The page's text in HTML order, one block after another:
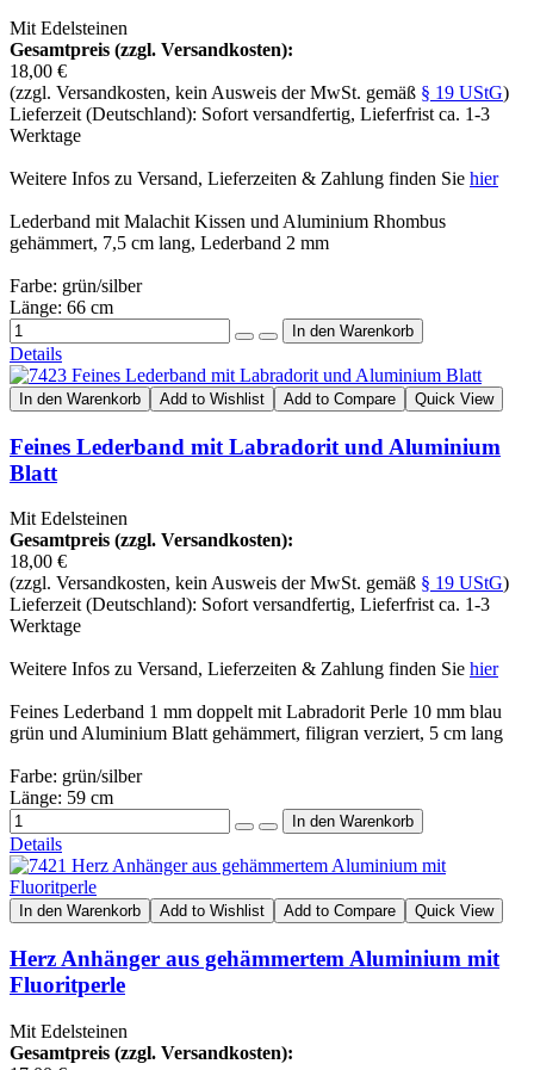
Mit Edelsteinen
Gesamtpreis (zzgl. Versandkosten):
18,00 €
(zzgl. Versandkosten, kein Ausweis der MwSt. gemäß § 19 UStG)
Lieferzeit (Deutschland): Sofort versandfertig, Lieferfrist ca. 1-3
Werktage
Weitere Infos zu Versand, Lieferzeiten & Zahlung finden Sie hier
Lederband mit Malachit Kissen und Aluminium Rhombus
gehämmert, 7,5 cm lang, Lederband 2 mm
Farbe: grün/silber
Länge: 66 cm
Details
In den Warenkorb Add to Wishlist Add to Compare Quick View
Feines Lederband mit Labradorit und Aluminium
Blatt
Mit Edelsteinen
Gesamtpreis (zzgl. Versandkosten):
18,00 €
(zzgl. Versandkosten, kein Ausweis der MwSt. gemäß § 19 UStG)
Lieferzeit (Deutschland): Sofort versandfertig, Lieferfrist ca. 1-3
Werktage
Weitere Infos zu Versand, Lieferzeiten & Zahlung finden Sie hier
Feines Lederband 1 mm doppelt mit Labradorit Perle 10 mm blau
grün und Aluminium Blatt gehämmert, filigran verziert, 5 cm lang
Farbe: grün/silber
Länge: 59 cm
Details
In den Warenkorb Add to Wishlist Add to Compare Quick View
Herz Anhänger aus gehämmertem Aluminium mit
Fluoritperle
Mit Edelsteinen
Gesamtpreis (zzgl. Versandkosten):